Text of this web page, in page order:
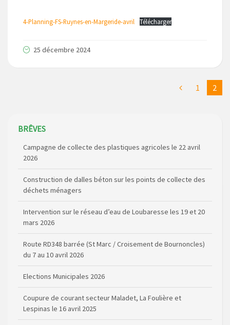
4-Planning-FS-Ruynes-en-Margeride-avril Télécharger
25 décembre 2024
1 2
BRÊVES
Campagne de collecte des plastiques agricoles le 22 avril
2026
Construction de dalles béton sur les points de collecte des
Intervention sur le réseau d’eau de Loubaresse les 19 et 20
Route RD348 barrée (St Marc / Croisement de Bournoncles)
Elections Municipales 2026
Coupure de courant secteur Maladet, La Foulière et
Relais Télévision TNT de Saint Just : modification des